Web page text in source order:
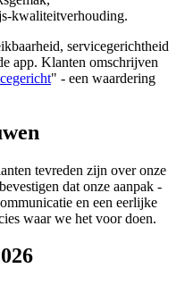
kwaliteitverhouding.
servicegerichtheid
app. Klanten omschrijven
" - een waardering
tevreden zijn over onze
dat onze aanpak -
en een eerlijke
waar we het voor doen.